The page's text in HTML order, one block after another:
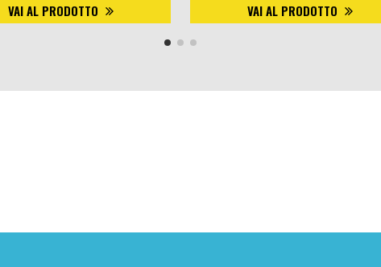
VAI AL PRODOTTO VAI AL PRODOTTO